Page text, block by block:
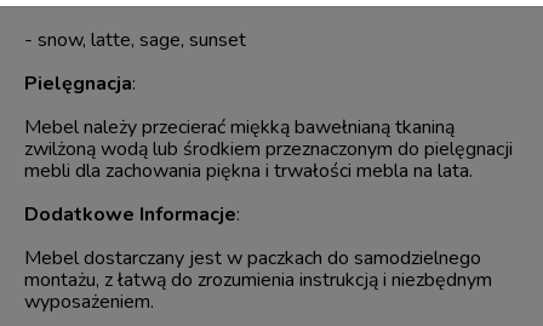
- snow, latte, sage, sunset
Pielęgnacja:
Mebel należy przecierać miękką bawełnianą tkaniną
zwilżoną wodą lub środkiem przeznaczonym do pielęgnacji
mebli dla zachowania piękna i trwałości mebla na lata.
Dodatkowe Informacje:
Mebel dostarczany jest w paczkach do samodzielnego
montażu, z łatwą do zrozumienia instrukcją i niezbędnym
wyposażeniem.